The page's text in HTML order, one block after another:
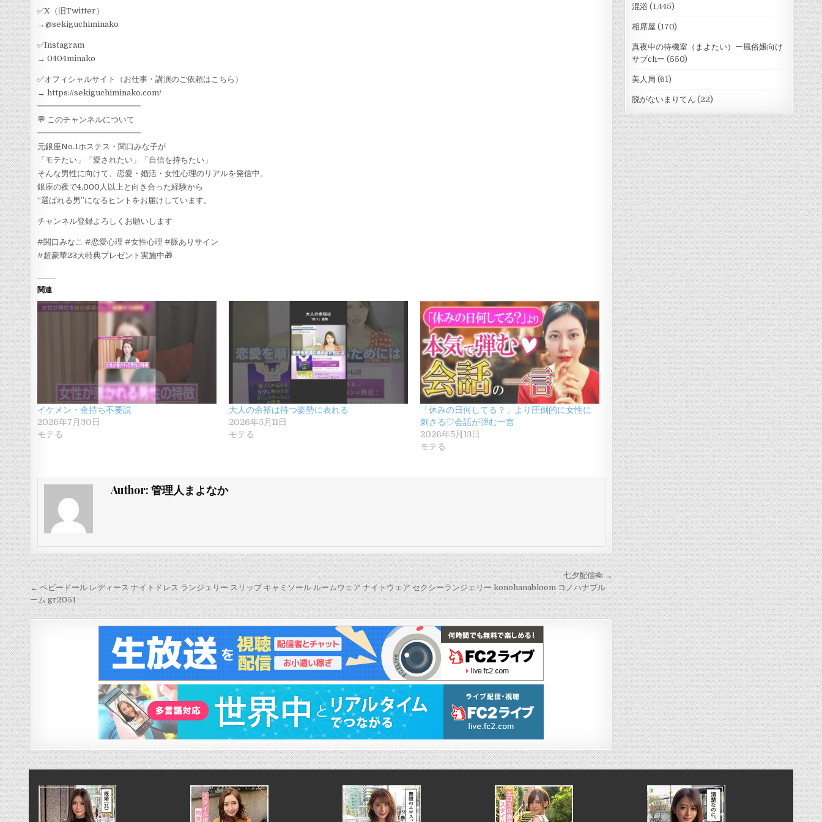
✅X（旧Twitter）
→@sekiguchiminako
✅Instagram
→ 0404minako
✅オフィシャルサイト（お仕事・講演のご依頼はこちら）
→ https://sekiguchiminako.com/
━━━━━━━━━━━━━
💬 このチャンネルについて
━━━━━━━━━━━━━
元銀座No.1ホステス・関口みな子が
「モテたい」「愛されたい」「自信を持ちたい」
そんな男性に向けて、恋愛・婚活・女性心理のリアルを発信中。
銀座の夜で4,000人以上と向き合った経験から
“選ばれる男”になるヒントをお届けしています。
チャンネル登録よろしくお願いします
#関口みなこ #恋愛心理 #女性心理 #脈ありサイン
#超豪華23大特典プレゼント実施中🎁
関連
イケメン・金持ち不要説
2026年7月30日
モテる
大人の余裕は待つ姿勢に表れる
2026年5月11日
モテる
「休みの日何してる？」より圧倒的に女性に
刺さる♡会話が弾む一言
2026年5月13日
モテる
Author: 管理人まよなか
投
稿
ナ
ビ
ゲ
ー
シ
ョ
ン
七夕配信🎋 →
← ベビードール レディース ナイトドレス ランジェリー スリップ キャミソール ルームウェア ナイトウェア セクシーランジェリー konohanabloom コノハナブル
ーム gr2051
混浴(1,445)
相席屋 (170)
真夜中の待機室（まよたい）ー風俗嬢向け
サブchー (550)
美人局 (61)
脱がないまりてん (22)